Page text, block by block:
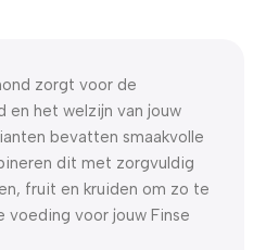
zorgt voor de
en het welzijn van jouw
bevatten smaakvolle
dit met zorgvuldig
fruit en kruiden om zo te
voor jouw Finse